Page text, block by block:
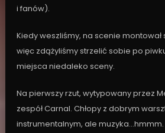
i fanów).
Kiedy weszliśmy, na scenie
więc zdążyliśmy strzelić sobie po
miejsca niedaleko sceny.
Na pierwszy rzut, wytypowany przez
zespół Carnal. Chłopy z dobrym
instrumentalnym, ale